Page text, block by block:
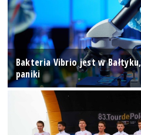
Bakteria Vibrio jest w
paniki